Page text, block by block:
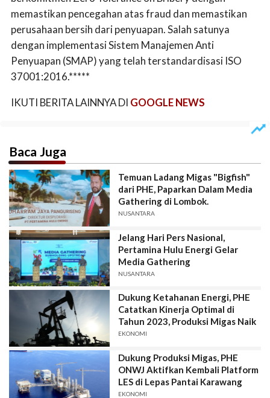
memastikan pencegahan atas fraud dan memastikan
perusahaan bersih dari penyuapan. Salah satunya
dengan implementasi Sistem Manajemen Anti
Penyuapan (SMAP) yang telah terstandardisasi ISO
37001:2016.*****
IKUTI BERITA LAINNYA DI GOOGLE NEWS
Baca Juga
Temuan Ladang Migas "Bigfish"
dari PHE, Paparkan Dalam Media
Gathering di Lombok.
NUSANTARA
Jelang Hari Pers Nasional,
Pertamina Hulu Energi Gelar
Media Gathering
NUSANTARA
Dukung Ketahanan Energi, PHE
Catatkan Kinerja Optimal di
Tahun 2023, Produksi Migas Naik
EKONOMI
Dukung Produksi Migas, PHE
ONWJ Aktifkan Kembali Platform
LES di Lepas Pantai Karawang
EKONOMI